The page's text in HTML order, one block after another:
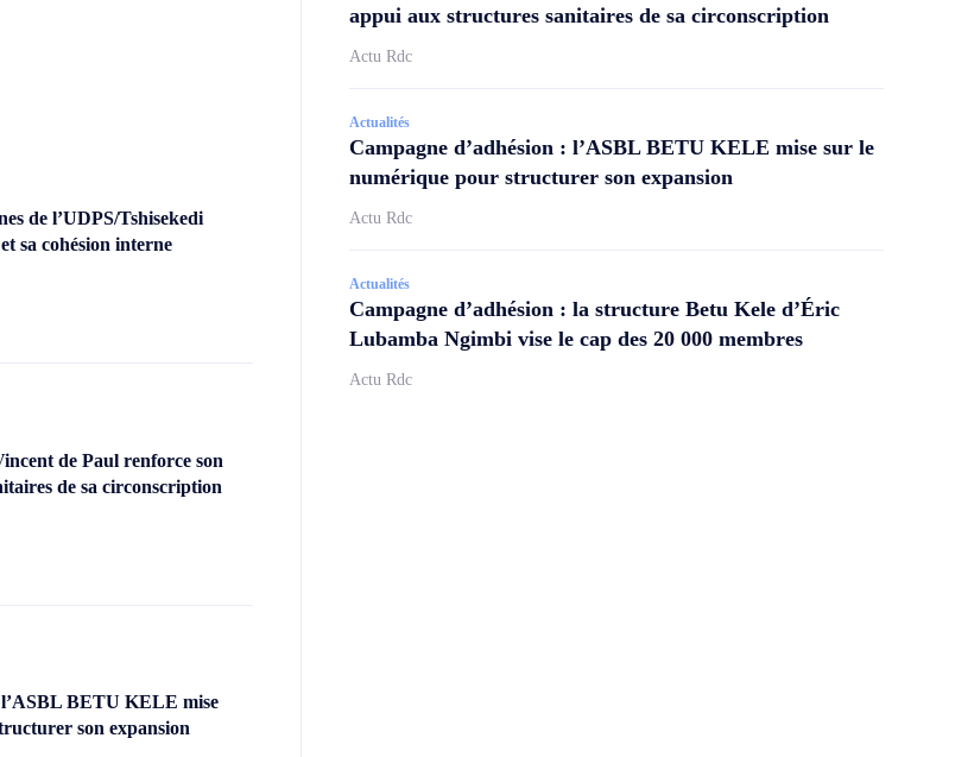
de l’UDPS/Tshisekedi
sa cohésion interne
de Paul renforce son
de sa circonscription
l’ASBL BETU KELE mise
son expansion
appui aux structures sanitaires de sa circonscription
Actu Rdc
Actualités
Campagne d’adhésion : l’ASBL BETU KELE mise sur le
numérique pour structurer son expansion
Actu Rdc
Actualités
Campagne d’adhésion : la structure Betu Kele d’Éric
Lubamba Ngimbi vise le cap des 20 000 membres
Actu Rdc